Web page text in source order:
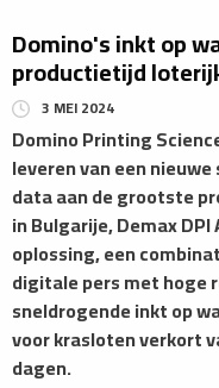
Domino's inkt op
productietijd
3 MEI 2024
Domino Printing
leveren van een
data aan de grootste
in Bulgarije, Demax
oplossing, een
digitale pers met hoge
sneldrogende inkt op
voor krasloten verkort
dagen.